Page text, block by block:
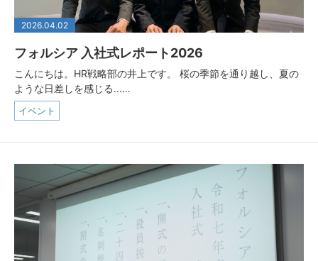
2026.04.02
フォルシア 入社式レポート2026
こんにちは。HR戦略部の井上です。 桜の季節を通り越し、夏の
ような日差しを感じる...…
イベント